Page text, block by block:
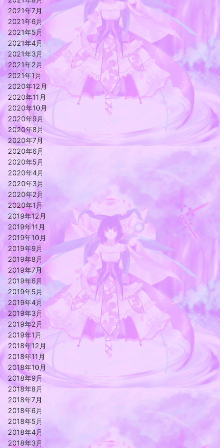
2021年7月
2021年6月
2021年5月
2021年4月
2021年3月
2021年2月
2021年1月
2020年12月
2020年11月
2020年10月
2020年9月
2020年8月
2020年7月
2020年6月
2020年5月
2020年4月
2020年3月
2020年2月
2020年1月
2019年12月
2019年11月
2019年10月
2019年9月
2019年8月
2019年7月
2019年6月
2019年5月
2019年4月
2019年3月
2019年2月
2019年1月
2018年12月
2018年11月
2018年10月
2018年9月
2018年8月
2018年7月
2018年6月
2018年5月
2018年4月
2018年3月